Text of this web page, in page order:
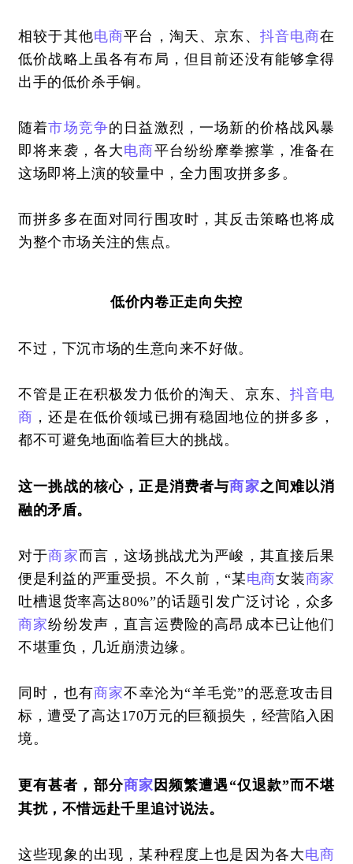
相较于其他电商平台，淘天、京东、 抖音电商在
低价战略上虽各有布局，但目前还没有能够拿得
出手的低价杀手锏。
随着市场竞争的日益激烈，一场新的价格战风暴
即将来袭，各大电商平台纷纷摩拳擦掌，准备在
这场即将上演的较量中，全力围攻拼多多。
而拼多多在面对同行围攻时，其反击策略也将成
为整个市场关注的焦点。
低价内卷正走向失控
不过，下沉市场的生意向来不好做。
不管是正在积极发力低价的淘天、京东、抖音电
商 ，还是在低价领域已拥有稳固地位的拼多多，
都不可避免地面临着巨大的挑战。
这一挑战的核心，正是消费者与商家之间难以消
融的矛盾。
对于商家而言，这场挑战尤为严峻，其直接后果
便是利益的严重受损。不久前，“某电商女装商家
吐槽退货率高达80%”的话题引发广泛讨论，众多
商家纷纷发声，直言运费险的高昂成本已让他们
不堪重负，几近崩溃边缘。
同时，也有商家不幸沦为“羊毛党”的恶意攻击目
标，遭受了高达170万元的巨额损失，经营陷入困
境。
更有甚者，部分商家 因频繁遭遇“仅退款”而不堪
其扰，不惜远赴千里追讨说法。
这些现象的出现，某种程度上也是因为各大电商